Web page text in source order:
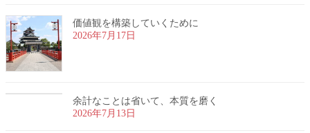
価値観を構築していくために
2026年7月17日
余計なことは省いて、本質を磨く
2026年7月13日